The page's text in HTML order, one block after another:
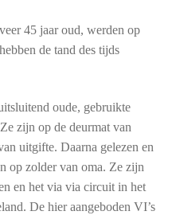
45 jaar oud, werden op
de tand des tijds
oude, gebruikte
zijn op de deurmat van
uitgifte. Daarna gelezen en
op zolder van oma. Ze zijn
en het via via circuit in het
De hier aangeboden VI’s